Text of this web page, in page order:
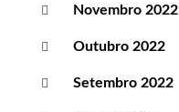
Novembro 2022
Outubro 2022
Setembro 2022